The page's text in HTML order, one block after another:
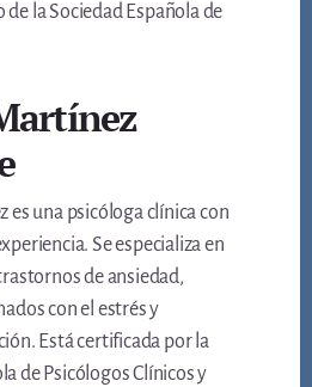
la Sociedad Española de
es una psicóloga clínica con
Se especializa en
de ansiedad,
con el estrés y
Está certificada por la
de Psicólogos Clínicos y